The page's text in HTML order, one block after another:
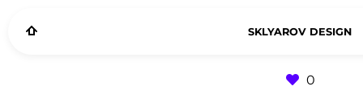
SKLYAROV DESIGN
0